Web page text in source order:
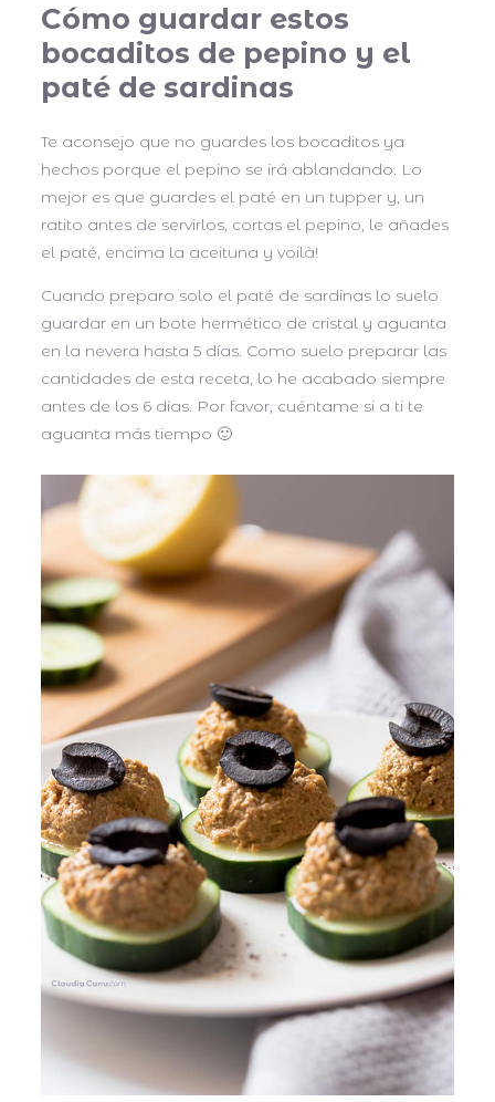
Cómo guardar estos
bocaditos de pepino y el
paté de sardinas
Te aconsejo que no guardes los bocaditos ya
hechos porque el pepino se irá ablandando. Lo
mejor es que guardes el paté en un tupper y, un
ratito antes de servirlos, cortas el pepino, le añades
el paté, encima la aceituna y voilà!
Cuando preparo solo el paté de sardinas lo suelo
guardar en un bote hermético de cristal y aguanta
en la nevera hasta 5 días. Como suelo preparar las
cantidades de esta receta, lo he acabado siempre
antes de los 6 días. Por favor, cuéntame si a ti te
aguanta más tiempo 🙂